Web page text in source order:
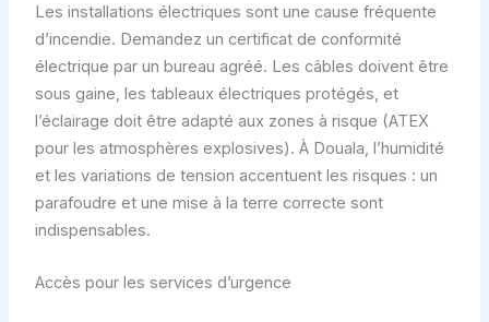
Les installations électriques sont une cause fréquente
d’incendie. Demandez un certificat de conformité
électrique par un bureau agréé. Les câbles doivent être
sous gaine, les tableaux électriques protégés, et
l’éclairage doit être adapté aux zones à risque (ATEX
pour les atmosphères explosives). À Douala, l’humidité
et les variations de tension accentuent les risques : un
parafoudre et une mise à la terre correcte sont
indispensables.
Accès pour les services d’urgence